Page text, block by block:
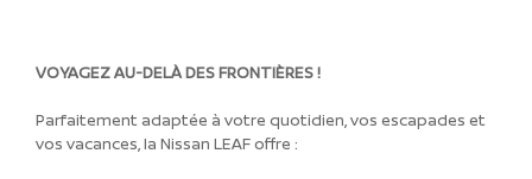
VOYAGEZ AU-DELÀ DES FRONTIÈRES !
Parfaitement adaptée à votre quotidien, vos escapades et
vos vacances, la Nissan LEAF offre :